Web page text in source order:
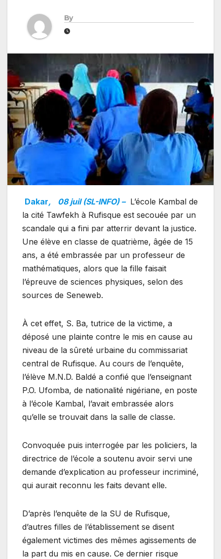
By
Dakar, 08 juil (SL-INFO) – L’école Kambal de
la cité Tawfekh à Rufisque est secouée par un
scandale qui a fini par atterrir devant la justice.
Une élève en classe de quatrième, âgée de 15
ans, a été embrassée par un professeur de
mathématiques, alors que la fille faisait
l’épreuve de sciences physiques, selon des
sources de Seneweb.
À cet effet, S. Ba, tutrice de la victime, a
déposé une plainte contre le mis en cause au
niveau de la sûreté urbaine du commissariat
central de Rufisque. Au cours de l’enquête,
l’élève M.N.D. Baldé a confié que l’enseignant
P.O. Ufomba, de nationalité nigériane, en poste
à l’école Kambal, l’avait embrassée alors
qu’elle se trouvait dans la salle de classe.
Convoquée puis interrogée par les policiers, la
directrice de l’école a soutenu avoir servi une
demande d’explication au professeur incriminé,
qui aurait reconnu les faits devant elle.
D’après l’enquête de la SU de Rufisque,
d’autres filles de l’établissement se disent
également victimes des mêmes agissements de
la part du mis en cause. Ce dernier risque